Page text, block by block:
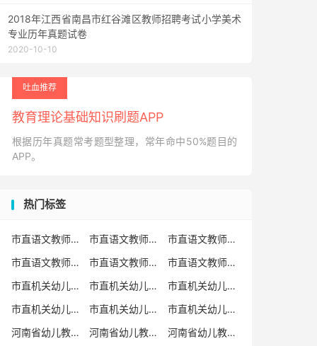
2018年江西省南昌市红谷滩区教师招聘考试小学美术
专业历年真题试卷
2020-10-10
吐血推荐
教育理论基础知识刷题APP
根据历年真题常考题型整理，常年命中50%题目的
APP。
热门标签
市直语文教师招聘 市直语文教师招聘考试真题
市直语文教师招聘考试真题卷
市直语文教师编制考试真题
市直语文教师编制考试真题卷
市直语文教师考试
市直机关幼儿教师招聘
市直机关幼儿教师考试
市直机关幼儿教师招聘考试真题
市直机关幼儿教师招聘考试真题卷
市直机关幼儿教师编制考试真题卷
市直机关幼儿教师编制考试真题
河南省幼儿教师招聘
河南省幼儿教师考试
河南省幼儿教师招聘考试真题